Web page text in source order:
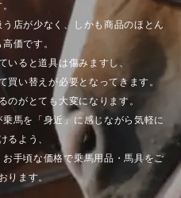
ルティゴ）
SWING（スウィング）
Derriere（デリア）
店が少なく、しかも商品のほとん
価です。
いると道具は傷みますし、
買い替えが必要となってきます。
のがとても大変になります。
馬を「身近」に感じながら気軽に
るよう、
手頃な価格で乗馬用品・馬具をご
ります。